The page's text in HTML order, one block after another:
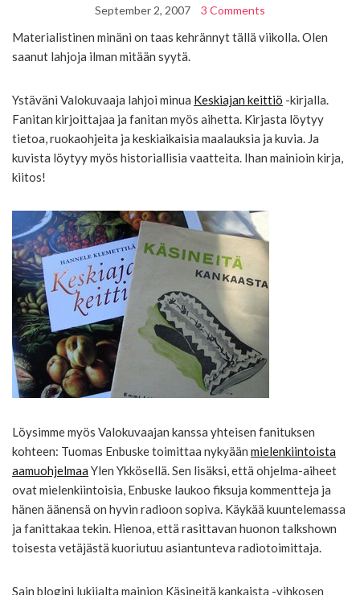
September 2, 2007 3 Comments
Materialistinen minäni on taas kehrännyt tällä viikolla. Olen
saanut lahjoja ilman mitään syytä.
Ystäväni Valokuvaaja lahjoi minua Keskiajan keittiö -kirjalla.
Fanitan kirjoittajaa ja fanitan myös aihetta. Kirjasta löytyy
tietoa, ruokaohjeita ja keskiaikaisia maalauksia ja kuvia. Ja
kuvista löytyy myös historiallisia vaatteita. Ihan mainioin kirja,
kiitos!
Löysimme myös Valokuvaajan kanssa yhteisen fanituksen
kohteen: Tuomas Enbuske toimittaa nykyään mielenkiintoista
aamuohjelmaa Ylen Ykkösellä. Sen lisäksi, että ohjelma-aiheet
ovat mielenkiintoisia, Enbuske laukoo fiksuja kommentteja ja
hänen äänensä on hyvin radioon sopiva. Käykää kuuntelemassa
ja fanittakaa tekin. Hienoa, että rasittavan huonon talkshown
toisesta vetäjästä kuoriutuu asiantunteva radiotoimittaja.
Sain blogini lukijalta mainion Käsineitä kankaista -vihkosen